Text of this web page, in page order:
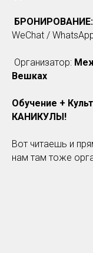
БРОНИРОВАНИЕ:
WeChat /
Организатор:
Вешках
Обучение +
КАНИКУЛЫ!
Вот читаешь и
нам там тоже